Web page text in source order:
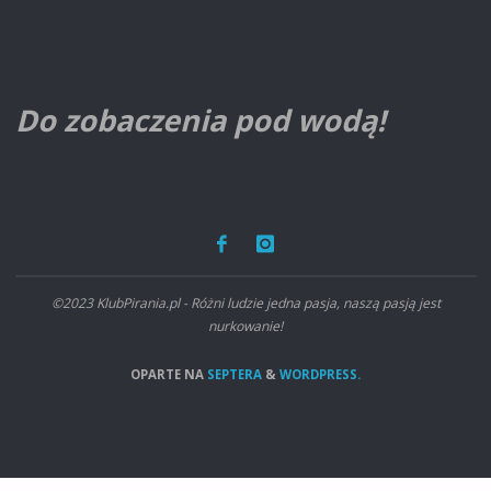
Do zobaczenia pod wodą!
©2023 KlubPirania.pl - Różni ludzie jedna pasja, naszą pasją jest
nurkowanie!
OPARTE NA SEPTERA & WORDPRESS.